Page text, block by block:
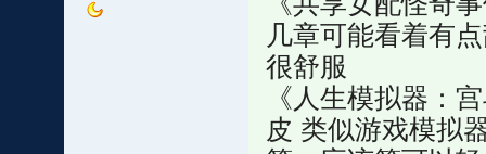
几章可能看着有
很舒服
《人生模拟器：
皮 类似游戏模拟